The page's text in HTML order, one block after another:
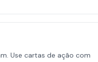
Use cartas de ação com